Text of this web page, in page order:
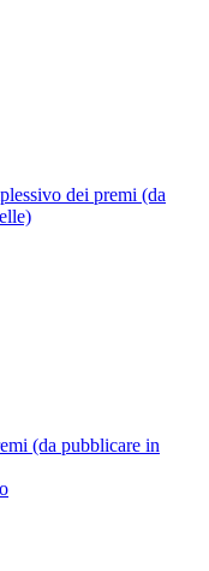
dei premi (da
(da pubblicare in